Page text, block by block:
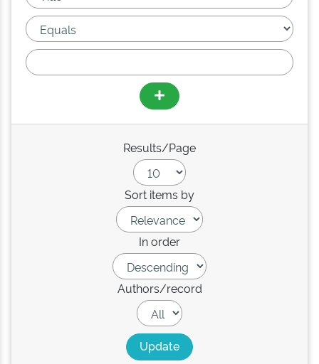
Results/Page
Sort items by
In order
Authors/record